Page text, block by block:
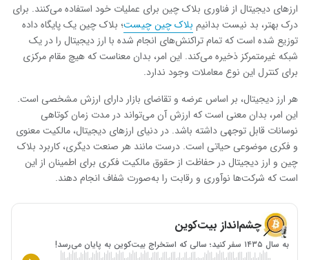
ارزهای دیجیتال از فناوری بلاک چین برای عملیات خود استفاده می‌کنند. برای
درک بهتر، بد نیست بدانیم بلاک چین چیست؛ بلاک چین یک پایگاه داده
توزیع شده است که تمام تراکنش‌های انجام شده با ارز دیجیتال را در یک
شبکه غیرمتمرکز ذخیره می‌کند. این امر، بدان معناست که هیچ مقام مرکزی
برای کنترل این نوع معاملات وجود ندارد.
هر ارز دیجیتال، بر اساس عرضه و تقاضای بازار دارای ارزش مشخصی است.
این امر، بدان معنی است که ارزش آن می‌تواند در مدت زمان کوتاهی
نوسانات قابل توجهی داشته باشد. در دنیای ارزهای دیجیتال، مالکیت معنوی
و فکری موضوعی حیاتی است. درست مانند هر صنعت دیگری، کاربرد بلاک
چین و ارز دیجیتال در حفاظت از حقوق مالکیت فکری برای اطمینان از این
است که شرکت‌ها نوآوری و رقابت را به‌صورت شفاف انجام دهند.
چشم‌انداز بیت‌کوین
به سال ۱۴۳۵ سفر کنید؛ سالی که استخراج بیت‌کوین به پایان می‌رسد!